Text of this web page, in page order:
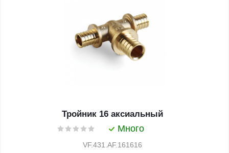
Тройник 16 аксиальный
Много
VF.431.AF.161616